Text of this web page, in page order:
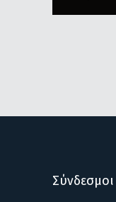
Σύνδεσμοι